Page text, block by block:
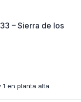
– Sierra de los
1 en planta alta